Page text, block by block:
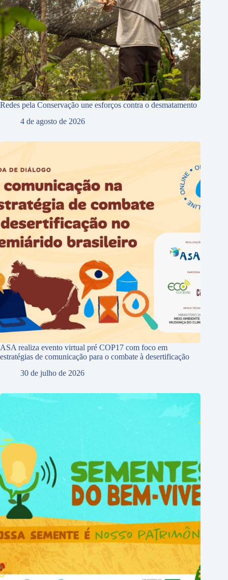
Redes pela Conservação une esforços contra o desmatamento
4 de agosto de 2026
ASA realiza evento virtual pré COP17 com foco em
estratégias de comunicação para o combate à desertificação
30 de julho de 2026